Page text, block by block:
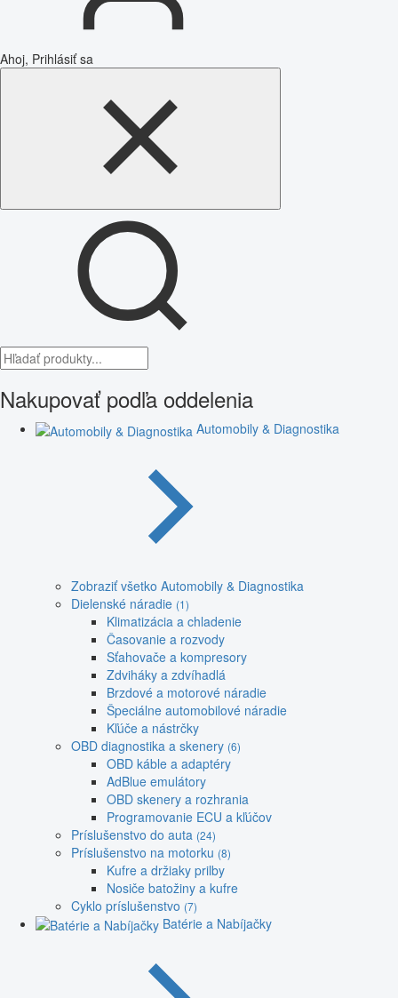
Ahoj, Prihlásiť sa
Nakupovať podľa oddelenia
Automobily & Diagnostika
Zobraziť všetko Automobily & Diagnostika
Dielenské náradie (1)
Klimatizácia a chladenie
Časovanie a rozvody
Sťahovače a kompresory
Zdviháky a zdvíhadlá
Brzdové a motorové náradie
Špeciálne automobilové náradie
Kľúče a nástrčky
OBD diagnostika a skenery (6)
OBD káble a adaptéry
AdBlue emulátory
OBD skenery a rozhrania
Programovanie ECU a kľúčov
Príslušenstvo do auta (24)
Príslušenstvo na motorku (8)
Kufre a držiaky prilby
Nosiče batožiny a kufre
Cyklo príslušenstvo (7)
Batérie a Nabíjačky